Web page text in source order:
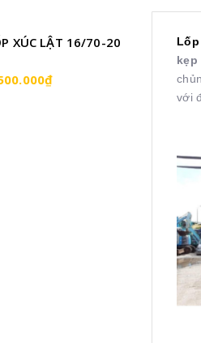
XÚC LẬT 16/70-20
Lốp
với